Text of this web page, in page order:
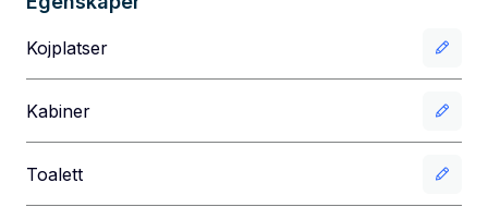
Kojplatser
Kabiner
Toalett